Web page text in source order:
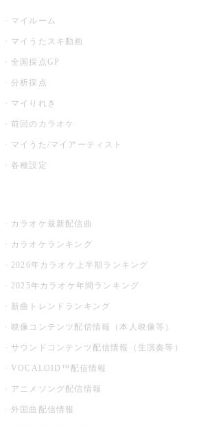
マイルーム
マイうたスキ動画
全国採点GP
分析採点
マイりれき
前回のカラオケ
マイうた/マイアーティスト
各種設定
カラオケ最新配信曲
カラオケランキング
2026年カラオケ上半期ランキング
2025年カラオケ年間ランキング
新曲トレンドランキング
映像コンテンツ配信情報（本人映像等）
サウンドコンテンツ配信情報（生演奏等）
VOCALOID™配信情報
アニメソング配信情報
外国曲配信情報